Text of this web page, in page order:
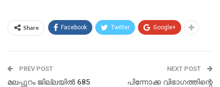
Share Facebook Twitter Google+
PREV POST
മലപ്പുറം ജില്ലയില്‍ 685
NEXT POST
പിന്നോക്ക വിഭാഗത്തിന്റെ